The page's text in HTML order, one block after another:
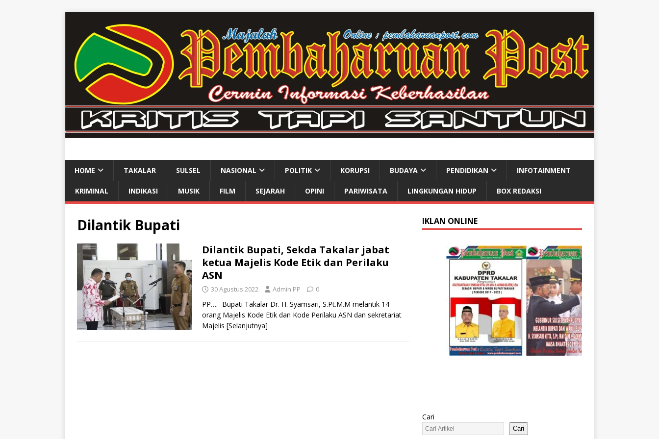
HOME TAKALAR SULSEL NASIONAL POLITIK KORUPSI BUDAYA PENDIDIKAN INFOTAINMENT
KRIMINAL INDIKASI MUSIK FILM SEJARAH OPINI PARIWISATA LINGKUNGAN HIDUP BOX REDAKSI
Dilantik Bupati
Dilantik Bupati, Sekda Takalar jabat
ketua Majelis Kode Etik dan Perilaku
ASN
30 Agustus 2022 Admin PP 0
PP…. -Bupati Takalar Dr. H. Syamsari, S.Pt.M.M melantik 14
orang Majelis Kode Etik dan Kode Perilaku ASN dan sekretariat
Majelis [Selanjutnya]
IKLAN ONLINE
Cari
Cari